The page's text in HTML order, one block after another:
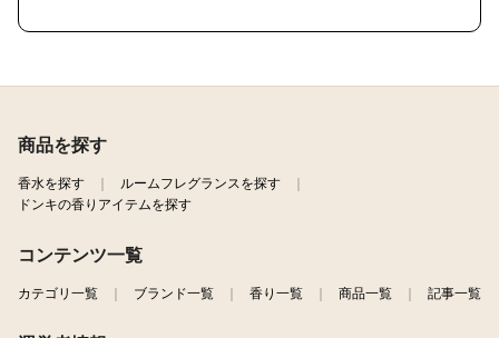
商品を探す
香水を探す
ルームフレグランスを探す
ドンキの香りアイテムを探す
コンテンツ一覧
カテゴリ一覧 ブランド一覧 香り一覧 商品一覧 記事一覧